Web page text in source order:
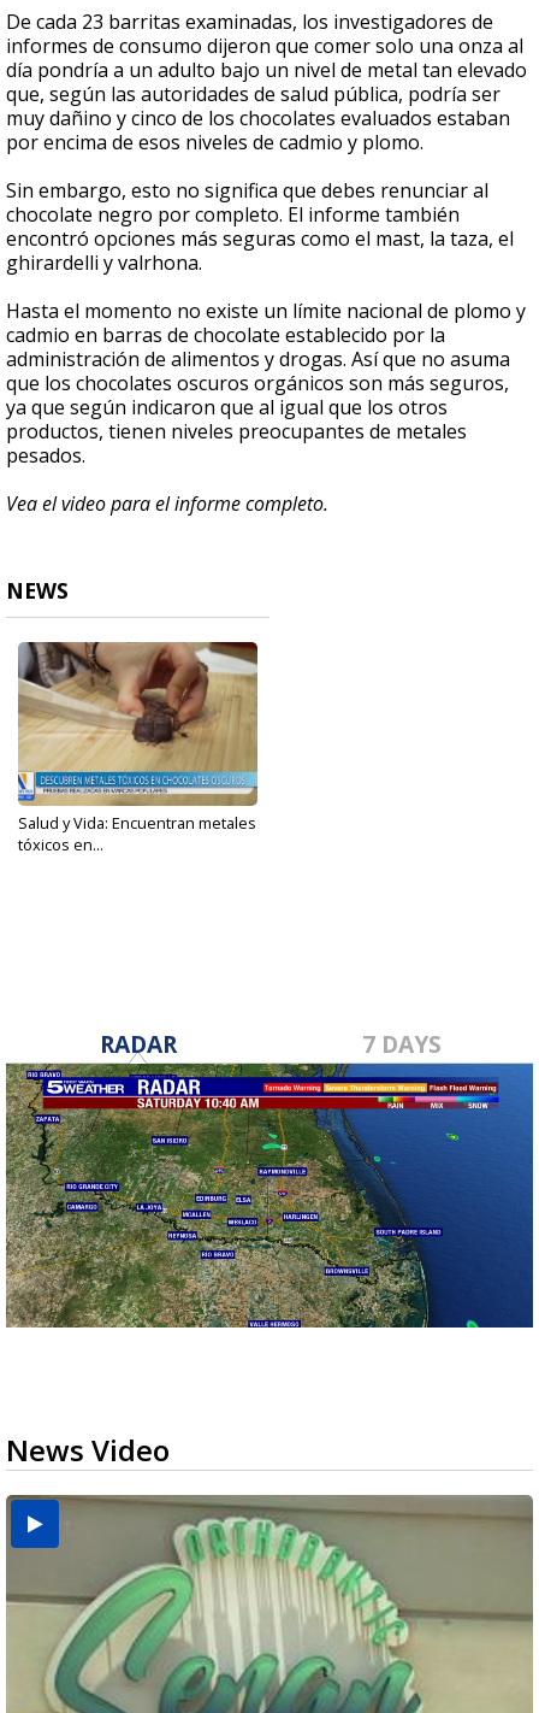
De cada 23 barritas examinadas, los investigadores de
informes de consumo dijeron que comer solo una onza al
día pondría a un adulto bajo un nivel de metal tan elevado
que, según las autoridades de salud pública, podría ser
muy dañino y cinco de los chocolates evaluados estaban
por encima de esos niveles de cadmio y plomo.
Sin embargo, esto no significa que debes renunciar al
chocolate negro por completo. El informe también
encontró opciones más seguras como el mast, la taza, el
ghirardelli y valrhona.
Hasta el momento no existe un límite nacional de plomo y
cadmio en barras de chocolate establecido por la
administración de alimentos y drogas. Así que no asuma
que los chocolates oscuros orgánicos son más seguros,
ya que según indicaron que al igual que los otros
productos, tienen niveles preocupantes de metales
pesados.
Vea el video para el informe completo.
NEWS
Salud y Vida: Encuentran metales
tóxicos en...
RADAR 7 DAYS
News Video